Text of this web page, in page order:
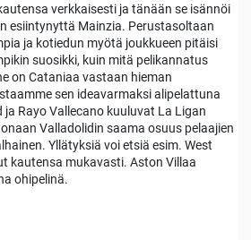
verkkaisesti ja tänään se isännöi
esiintynyttä Mainzia. Perustasoltaan
ja kotiedun myötä joukkueen pitäisi
suosikki, kuin mitä pelikannatus
on Cataniaa vastaan hieman
sen ideavarmaksi alipelattuna
Rayo Vallecano kuuluvat La Ligan
Valladolidin saama osuus pelaajien
Yllätyksiä voi etsiä esim. West
kautensa mukavasti. Aston Villaa
ohipelinä.